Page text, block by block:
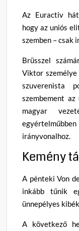
Az Euractiv
hogy az uniós
szemben – csak
Brüsszel
Viktor
szuverenista
szembement
magyar
irányvonalhoz.
Kemény
A pénteki Von
inkább tűnik
ünnepélyes
A következő